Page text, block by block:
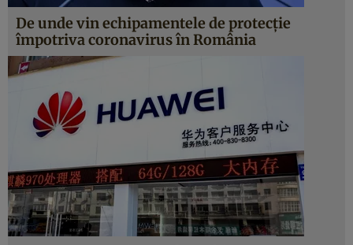
De unde vin echipamentele de protecţie
împotriva coronavirus în România